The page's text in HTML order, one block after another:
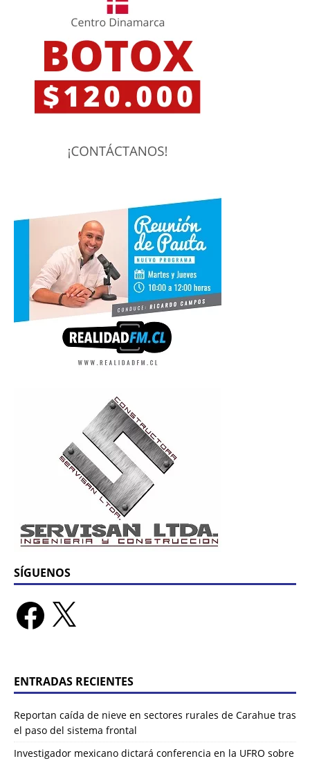
SÍGUENOS
ENTRADAS RECIENTES
Reportan caída de nieve en sectores rurales de Carahue tras
el paso del sistema frontal
Investigador mexicano dictará conferencia en la UFRO sobre